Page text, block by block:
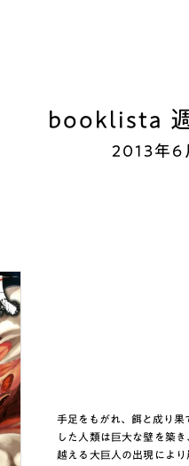
booklista
2013年6
手足をもがれ、餌と成り
した人類は巨大な壁を築
越える大巨人の出現によ